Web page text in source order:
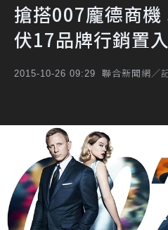
搶搭007龐德商
伏17品牌行銷置
2015-10-26 09:29 聯合新聞網／